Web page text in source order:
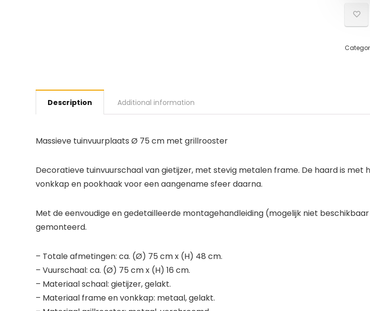
Description Additional information
Massieve tuinvuurplaats Ø 75 cm met grillrooster
Decoratieve tuinvuurschaal van gietijzer, met stevig metalen frame. De haard is
vonkkap en pookhaak voor een aangename sfeer daarna.
Met de eenvoudige en gedetailleerde montagehandleiding (mogelijk niet
gemonteerd.
– Totale afmetingen: ca. (Ø) 75 cm x (H) 48 cm.
– Vuurschaal: ca. (Ø) 75 cm x (H) 16 cm.
– Materiaal schaal: gietijzer, gelakt.
– Materiaal frame en vonkkap: metaal, gelakt.